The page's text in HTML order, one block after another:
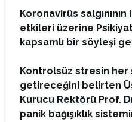
Koronavirüs
etkileri üzerine
kapsamlı bir söyleşi
Kontrolsüz stresin her
getireceğini belirten
Kurucu Rektörü Prof.
panik bağışıklık